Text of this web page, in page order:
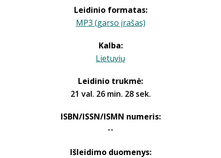
Leidinio formatas:
MP3 (garso įrašas)
Kalba:
Lietuvių
Leidinio trukmė:
21 val. 26 min. 28 sek.
ISBN/ISSN/ISMN numeris:
--
Išleidimo duomenys: